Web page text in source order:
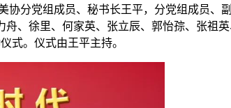
分党组成员、秘书长王平，分党组成员、
、徐里、何家英、张立辰、郭怡孮、张祖英
式。仪式由王平主持。